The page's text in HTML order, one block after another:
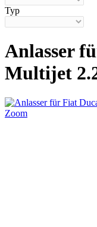
Typ
Anlasser
Multijet
Zoom